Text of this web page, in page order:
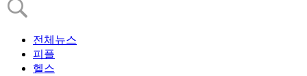
전체뉴스
피플
헬스